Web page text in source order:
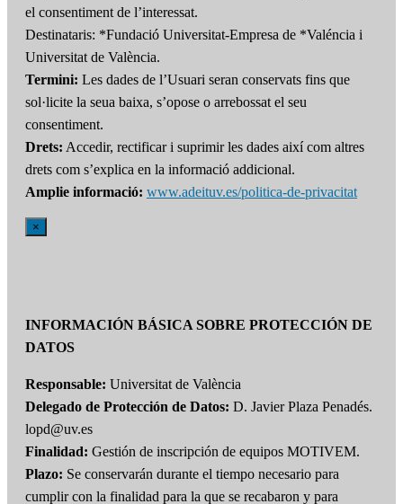
el consentiment de l’interessat.
Destinataris: *Fundació Universitat-Empresa de *Valéncia i
Universitat de València.
Termini: Les dades de l’Usuari seran conservats fins que
sol·licite la seua baixa, s’opose o arrebossat el seu
consentiment.
Drets: Accedir, rectificar i suprimir les dades així com altres
drets com s’explica en la informació addicional.
Amplie informació: www.adeituv.es/politica-de-privacitat
×
INFORMACIÓN BÁSICA SOBRE PROTECCIÓN DE
DATOS
Responsable: Universitat de València
Delegado de Protección de Datos: D. Javier Plaza Penadés.
lopd@uv.es
Finalidad: Gestión de inscripción de equipos MOTIVEM.
Plazo: Se conservarán durante el tiempo necesario para
cumplir con la finalidad para la que se recabaron y para